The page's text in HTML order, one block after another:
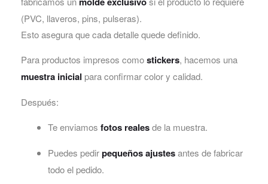
(PVC, llaveros, pins, pulseras).
Esto asegura que cada detalle quede definido.
Para productos impresos comostickers, hacemos una
muestra inicial para confirmar color y calidad.
Después:
Te enviamos fotos realesde la muestra.
Puedes pedirpequeños ajustesantes de fabricar
todo el pedido.